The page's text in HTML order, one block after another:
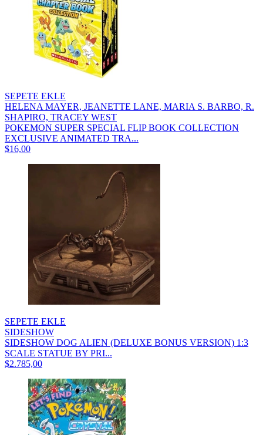
SEPETE EKLE
HELENA MAYER, JEANETTE LANE, MARIA S. BARBO, R.
SHAPIRO, TRACEY WEST
POKEMON SUPER SPECIAL FLIP BOOK COLLECTION
EXCLUSIVE ANIMATED TRA...
$16,00
SEPETE EKLE
SIDESHOW
SIDESHOW DOG ALIEN (DELUXE BONUS VERSION) 1:3
SCALE STATUE BY PRI...
$2.785,00